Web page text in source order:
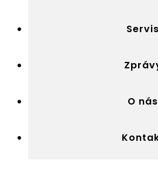
Servis
O nás